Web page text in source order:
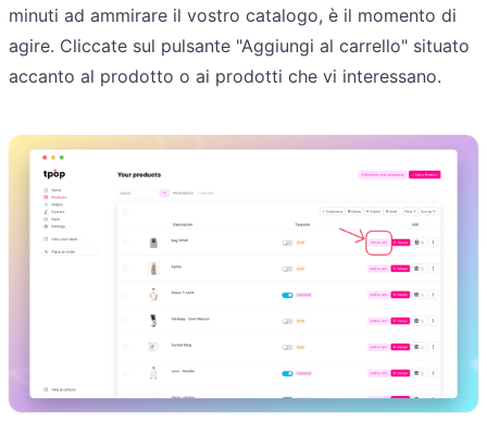
minuti ad ammirare il vostro catalogo, è il momento di
agire. Cliccate sul pulsante "Aggiungi al carrello" situato
accanto al prodotto o ai prodotti che vi interessano.